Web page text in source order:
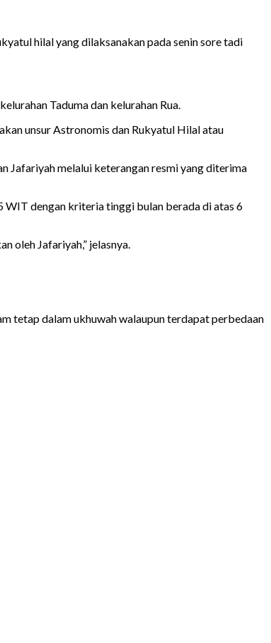
hilal yang dilaksanakan pada senin sore tadi
Taduma dan kelurahan Rua.
unsur Astronomis dan Rukyatul Hilal atau
Jafariyah melalui keterangan resmi yang diterima
WIT dengan kriteria tinggi bulan berada di atas 6
oleh Jafariyah,” jelasnya.
tetap dalam ukhuwah walaupun terdapat perbedaan